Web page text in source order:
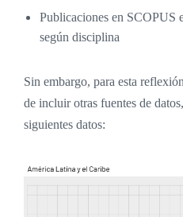
Publicaciones en SCOPUS
según disciplina
Sin embargo, para esta
de incluir otras fuentes de
siguientes datos: